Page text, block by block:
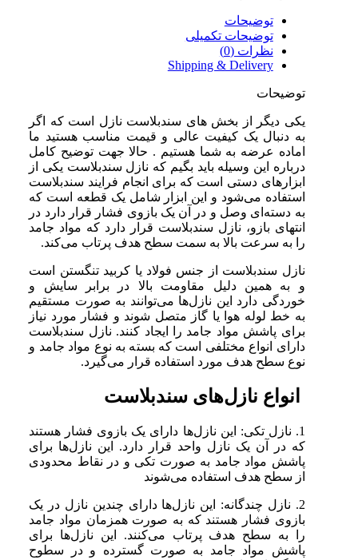
توضیحات
توضیحات تکمیلی
نظرات (0)
Shipping & Delivery
توضیحات
یکی دیگر از بخش های سندبلاست نازل است که اگر
به دنبال یک کیفیت عالی و قیمت مناسب هستید ما
اماده عرضه به شما هستیم . حالا جهت توضیح کامل
درباره این وسیله باید بگیم که نازل سندبلاست یکی از
ابزارهای دستی است که برای انجام فرایند سندبلاست
استفاده می‌شود و این ابزار شامل یک قطعه است که
به دسته‌ای وصل و در آن یک بازوی فشار قرار دارد در
انتهای بازو، نازل سندبلاست قرار دارد که مواد جامد
را به سرعت بالا به سمت سطح هدف پرتاب می‌کند.
نازل سندبلاست از جنس فولاد یا کربید تنگستن است
و به همین دلیل مقاومت بالا در برابر سایش و
خوردگی دارد این نازل‌ها می‌توانند به صورت مستقیم
به خط لوله هوا یا گاز متصل شوند و فشار مورد نیاز
برای پاشش مواد جامد را ایجاد کنند. نازل سندبلاست
دارای انواع مختلفی است که بسته به نوع مواد جامد و
نوع سطح هدف مورد استفاده قرار می‌گیرد.
انواع نازل‌های سندبلاست
1. نازل تکی: این نازل‌ها دارای یک بازوی فشار هستند
که در آن یک نازل واحد قرار دارد. این نازل‌ها برای
پاشش مواد جامد به صورت تکی و در نقاط محدودی
از سطح هدف استفاده می‌شوند
2. نازل چندگانه: این نازل‌ها دارای چندین نازل در یک
بازوی فشار هستند که به صورت همزمان مواد جامد
را به سطح هدف پرتاب می‌کنند. این نازل‌ها برای
پاشش مواد جامد به صورت گسترده و در سطوح